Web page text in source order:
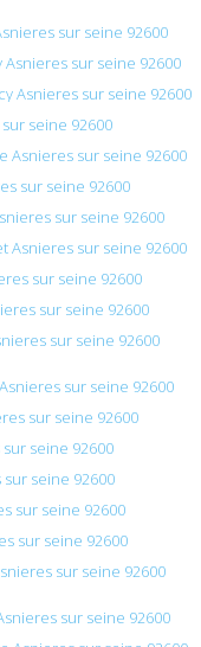
sur seine 92600
sur seine 92600
Asnieres sur seine 92600
seine 92600
Asnieres sur seine 92600
sur seine 92600
sur seine 92600
Asnieres sur seine 92600
sur seine 92600
sur seine 92600
sur seine 92600
sur seine 92600
sur seine 92600
seine 92600
seine 92600
sur seine 92600
sur seine 92600
sur seine 92600
sur seine 92600